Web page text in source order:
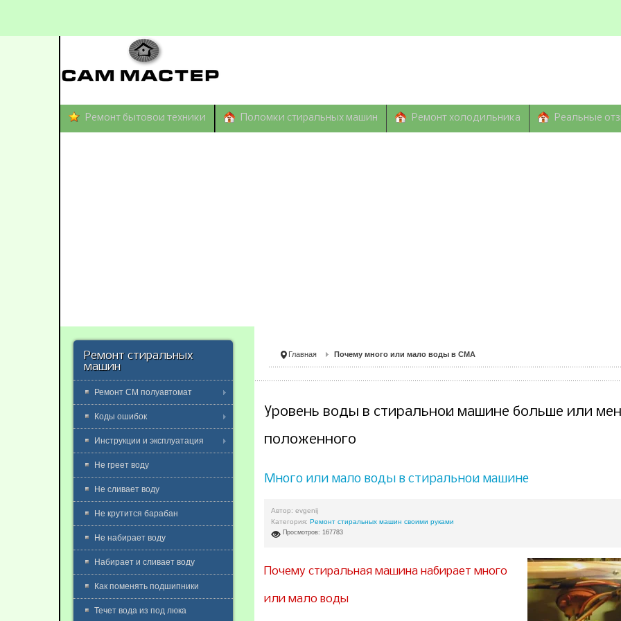
Ремонт бытовой техники Поломки стиральных машин Ремонт холодильника Реальные
Главная Почему много или мало воды в СМА
Уровень воды в стиральной машине больше или
положенного
Много или мало воды в стиральной машине
Автор:evgenij
Категория:Ремонт стиральных машин своими руками
Просмотров: 167783
Почему стиральная машина набирает много
или мало воды
Ремонт стиральных
машин
Ремонт СМ полуавтомат
Коды ошибок
Инструкции и эксплуатация
Не греет воду
Не сливает воду
Не крутится барабан
Не набирает воду
Набирает и сливает воду
Как поменять подшипники
Течет вода из под люка